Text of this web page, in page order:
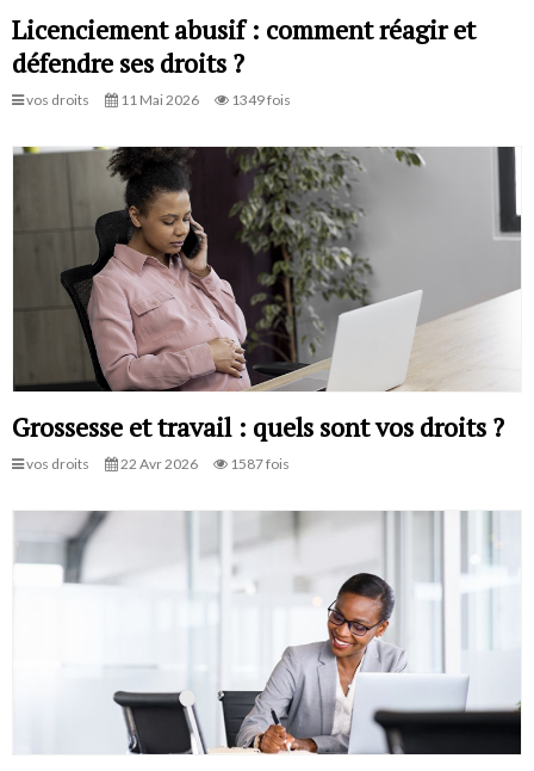
Licenciement abusif : comment réagir et
défendre ses droits ?
vos droits 11 Mai 2026 1349 fois
Grossesse et travail : quels sont vos droits ?
vos droits 22 Avr 2026 1587 fois